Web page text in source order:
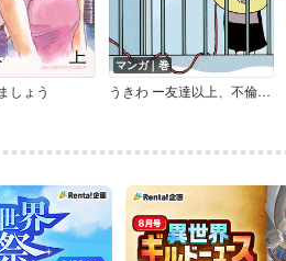
しょう
マンガ｜巻
うきわ ー友達以上、不倫未満ー